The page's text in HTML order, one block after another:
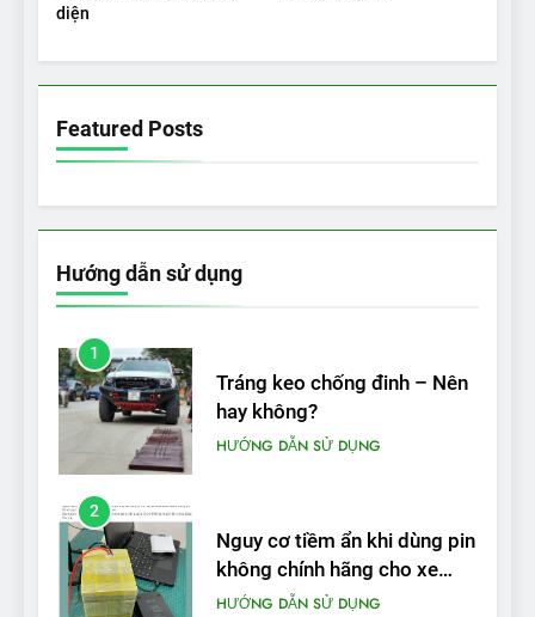
diện
Featured Posts
Hướng dẫn sử dụng
1
Tráng keo chống đinh – Nên
hay không?
HƯỚNG DẪN SỬ DỤNG
2
Nguy cơ tiềm ẩn khi dùng pin
không chính hãng cho xe
máy điện
HƯỚNG DẪN SỬ DỤNG